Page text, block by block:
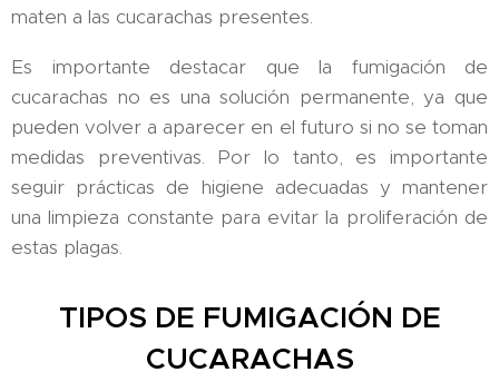
maten a las cucarachas presentes.
Es importante destacar que la fumigación de
cucarachas no es una solución permanente, ya que
pueden volver a aparecer en el futuro si no se toman
medidas preventivas. Por lo tanto, es importante
seguir prácticas de higiene adecuadas y mantener
una limpieza constante para evitar la proliferación de
estas plagas.
TIPOS DE FUMIGACIÓN DE
CUCARACHAS